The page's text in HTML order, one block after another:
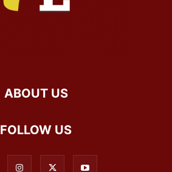
ABOUT US
FOLLOW US